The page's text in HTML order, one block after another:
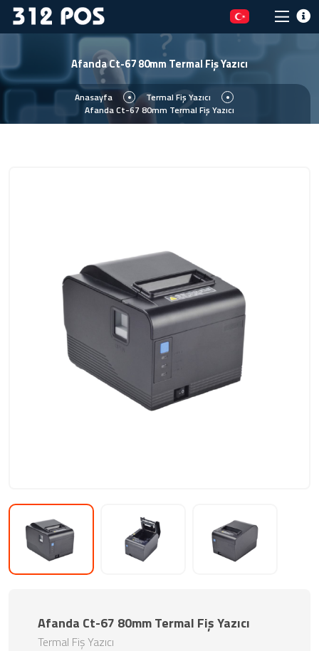
Afanda Ct-67 80mm Termal Fiş Yazıcı
Anasayfa
Termal Fiş Yazıcı
Afanda Ct-67 80mm Termal Fiş Yazıcı
Afanda Ct-67 80mm Termal Fiş Yazıcı
Termal Fiş Yazıcı